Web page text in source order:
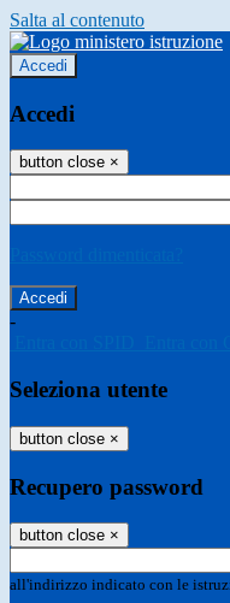
Salta al contenuto
Accedi
Accedi
button close ×
-
Seleziona utente
button close ×
Recupero password
button close ×
all'indirizzo indicato con le